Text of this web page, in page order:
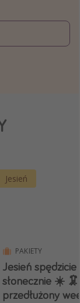
Jesień
PAKIETY
Jesień
słonecznie ☀️
przedłużony